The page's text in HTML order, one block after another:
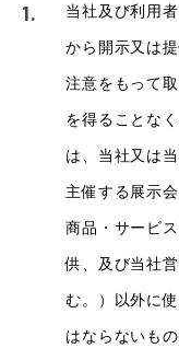
当社及び利用
から開示又は
注意をもって
を得ることな
は、当社又は
主催する展示
商品・サービ
供、及び当社
む。）以外に
はならないも